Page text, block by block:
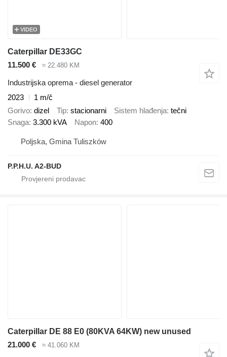
VIDEO
Caterpillar DE33GC
11.500 €
≈ 22.480 KM
Industrijska oprema - diesel generator
2023
1 m/č
Gorivo dizel Tip stacionarni Sistem hlađenja tečni
Snaga 3.300 kVA Napon 400
Poljska, Gmina Tuliszków
P.P.H.U. A2-BUD
Caterpillar DE 88 E0 (80KVA 64KW) new unused
21.000 €
≈ 41.060 KM